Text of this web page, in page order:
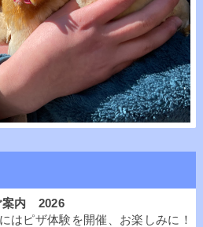
案内 2026
はピザ体験を開催、お楽しみに！